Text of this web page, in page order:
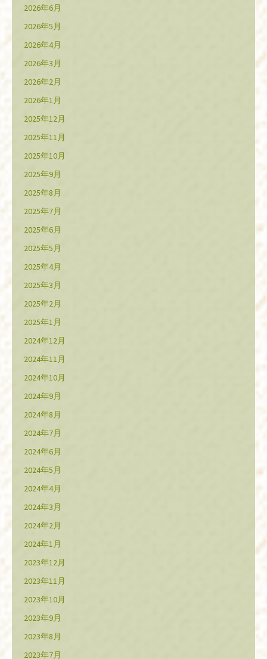
2026年6月
2026年5月
2026年4月
2026年3月
2026年2月
2026年1月
2025年12月
2025年11月
2025年10月
2025年9月
2025年8月
2025年7月
2025年6月
2025年5月
2025年4月
2025年3月
2025年2月
2025年1月
2024年12月
2024年11月
2024年10月
2024年9月
2024年8月
2024年7月
2024年6月
2024年5月
2024年4月
2024年3月
2024年2月
2024年1月
2023年12月
2023年11月
2023年10月
2023年9月
2023年8月
2023年7月